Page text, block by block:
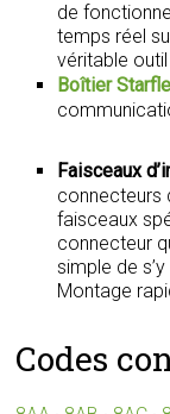
de
temps réel
véritable
Boîtier
Faisceaux
connecteurs
faisceaux
connecteur
simple de
Montage
Codes